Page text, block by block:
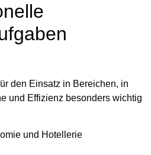
den Einsatz in Bereichen, in
und Effizienz besonders wichtig
und Hotellerie